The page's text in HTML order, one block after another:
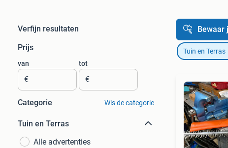
Verfijn resultaten
Prijs
van
€
tot
€
Categorie Wis de categorie
Tuin en Terras
Alle advertenties
Bewaar
Tuin en Terras